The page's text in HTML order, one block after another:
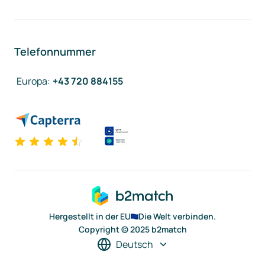
Telefonnummer
Europa: +43 720 884155
Hergestellt in der EU
Die Welt verbinden.
Copyright © 2025 b2match
Deutsch